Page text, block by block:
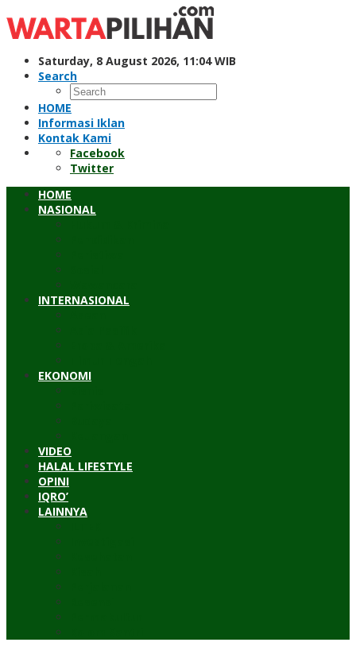
to
content
Saturday, 8 August 2026, 11:04 WIB
Search
HOME
Informasi Iklan
Kontak Kami
Facebook
Twitter
HOME
NASIONAL
INTERNASIONAL
EKONOMI
VIDEO
HALAL LIFESTYLE
OPINI
IQRO’
LAINNYA